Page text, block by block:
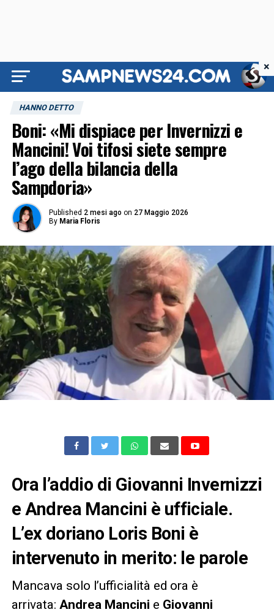
HANNO DETTO
Boni: «Mi dispiace per Invernizzi e
Mancini! Voi tifosi siete sempre
l’ago della bilancia della
Sampdoria»
Published 2 mesi ago on 27 Maggio 2026
By Maria Floris
Ora l’addio di Giovanni Invernizzi
e Andrea Mancini è ufficiale.
L’ex doriano Loris Boni è
intervenuto in merito: le parole
Mancava solo l’ufficialità ed ora è
arrivata: Andrea Mancini e Giovanni
×